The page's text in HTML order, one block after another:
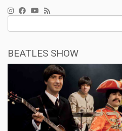
BEATLES SHOW